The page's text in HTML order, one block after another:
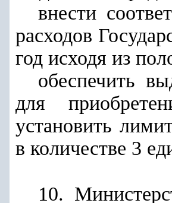
внести
расходов
год исходя из
обеспечить
для
установить
в количестве 3
10.